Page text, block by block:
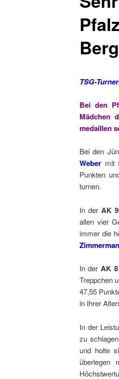
TSG-
Bei den
Mädchen
medaillen
Bei den
Webermit
Punkten
turnen.
In der AK 9
allen vier
immer die
In der AK 8
Treppchen
47,55
in Ihrer
In der
zu
und holte
überlegen